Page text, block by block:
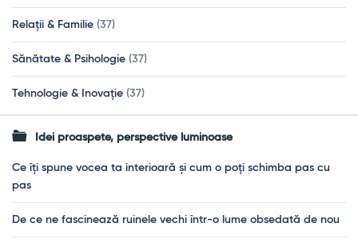
Relații & Familie (37)
Sănătate & Psihologie (37)
Tehnologie & Inovație (37)
Idei proaspete, perspective luminoase
Ce îți spune vocea ta interioară și cum o poți schimba pas cu
pas
De ce ne fascinează ruinele vechi într-o lume obsedată de nou